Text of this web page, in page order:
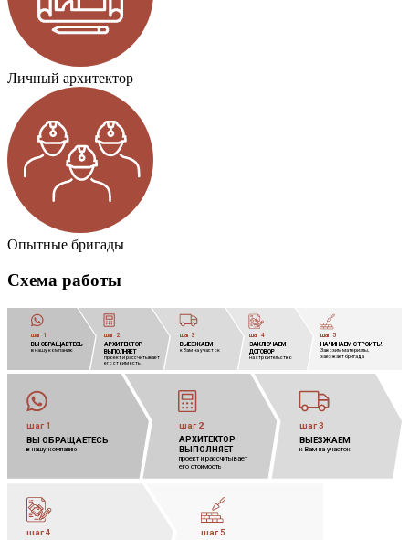
Личный архитектор
Опытные бригады
Схема работы
ВЫ ОБРАЩАЕТЕСЬ
в нашу компанию
шаг 1
ВЫЕЗЖАЕМ
к Вам на участок
шаг 3
НАЧИНАЕМ СТРОИТЬ!
Завозим материалы,
заезжает бригада
шаг 5
АРХИТЕКТОР
ВЫПОЛНЯЕТ
проект и рассчитывает
его стоимость
шаг 2
ЗАКЛЮЧАЕМ
ДОГОВОР
на строительство
шаг 4
ВЫ ОБРАЩАЕТЕСЬ
в нашу компанию
шаг 1
АРХИТЕКТОР
ВЫПОЛНЯЕТ
проект и рассчитывает
его стоимость
шаг 2
ВЫЕЗЖАЕМ
к Вам на участок
шаг 3
шаг 5
шаг 4